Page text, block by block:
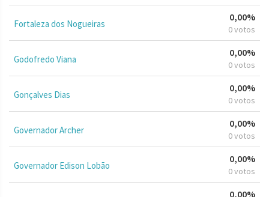
Fortaleza dos Nogueiras
0,00%
0 votos
Godofredo Viana
0,00%
0 votos
Gonçalves Dias
0,00%
0 votos
Governador Archer
0,00%
0 votos
Governador Edison Lobão
0,00%
0 votos
0,00%